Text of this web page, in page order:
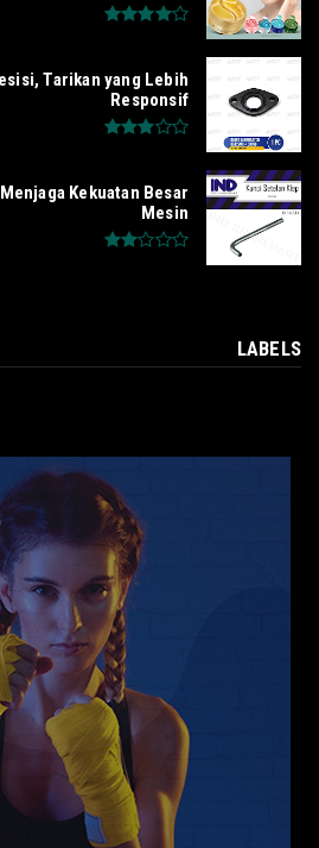
Tarikan yang Lebih
Responsif
Kekuatan Besar
Mesin
LABELS